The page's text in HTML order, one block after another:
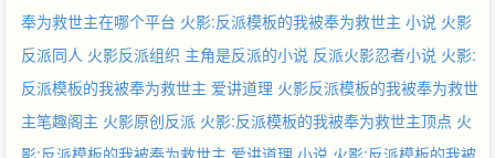
奉为救世主在哪个平台 火影:反派模板的我被奉为救世主 小说 火影
反派同人 火影反派组织 主角是反派的小说 反派火影忍者小说 火影:
反派模板的我被奉为救世主 爱讲道理 火影反派模板的我被奉为救世
主笔趣阁主 火影原创反派 火影:反派模板的我被奉为救世主顶点 火
影:反派模板的我被奉为救世主 爱讲道理 小说 火影:反派模板的我被